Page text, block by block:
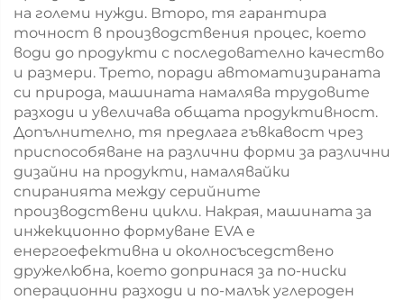
на големи нужди. Второ, тя гарантира
точност в производствения процес, което
води до продукти с последователно качество
и размери. Трето, поради автоматизираната
си природа, машината намалява трудовите
разходи и увеличава общата продуктивност.
Допълнително, тя предлага гъвкавост чрез
приспособяване на различни форми за различни
дизайни на продукти, намалявайки
спиранията между серийните
производствени цикли. Накрая, машината за
инжекционно формуване EVA е
енергоефективна и околносъседствено
дружелюбна, което допринася за по-ниски
операционни разходи и по-малък углероден